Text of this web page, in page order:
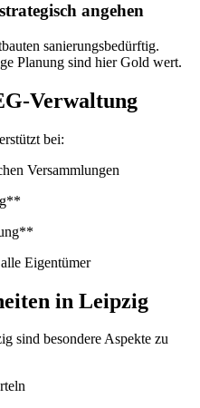
angehen
sanierungsbedürftig.
Planung sind hier Gold wert.
Verwaltung
bei:
Versammlungen
Eigentümer
in Leipzig
sind besondere Aspekte zu